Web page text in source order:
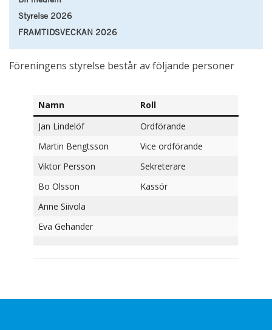
Styrelse 2026
FRAMTIDSVECKAN 2026
Föreningens styrelse består av följande personer
Namn
Roll
Jan Lindelöf
Ordförande
Martin Bengtsson
Vice ordförande
Viktor Persson
Sekreterare
Bo Olsson
Kassör
Anne Siivola
Eva Gehander